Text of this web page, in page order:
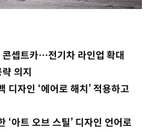
셉트카…전기차 라인업 확대
의지
디자인 ‘에어로 해치’ 적용하고
‘아트 오브 스틸’ 디자인 언어로